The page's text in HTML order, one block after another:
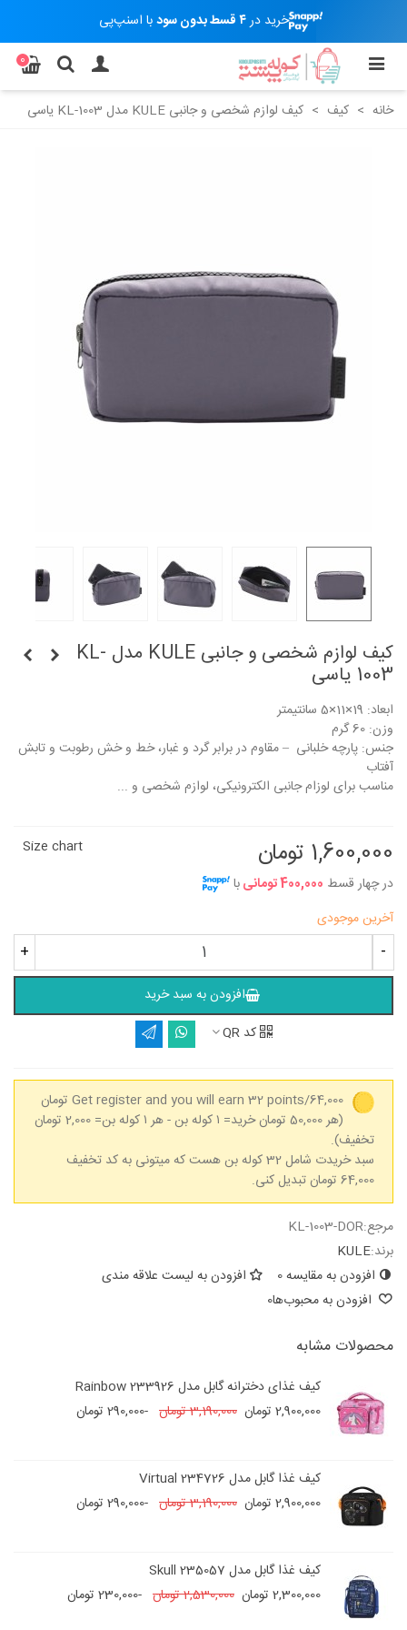
خرید در۴ قسط بدون سود با اسنپ‌پی
0
خانه > کیف > کیف لوازم شخصی و جانبی KULE مدل KL-1003 یاسی
کیف لوازم شخصی و جانبی KULE مدل KL-
1003 یاسی
ابعاد: 19×11×5 سانتیمتر
وزن: 60 گرم
جنس: پارچه خلبانی – مقاوم در برابر گرد و غبار، خط و خش رطوبت و تابش
آفتاب
مناسب برای لوزام جانبی الکترونیکی، لوازم شخصی و ...
1,600,000 تومان
در چهار قسط 400,000 تومانی با
Size chart
آخرین موجودی
-
+
افزودن به سبد خرید
کد QR
Get register and you will earn 32 points/64,000 تومان
(هر 50,000 تومان خرید= ۱ کوله بن - هر ۱ کوله بن= 2,000 تومان
تخفیف).
سبد خریدت شامل 32 کوله بن هست که میتونی به کد تخفیف
64,000 تومان تبدیل کنی.
مرجع:KL-1003-DOR
برند:KULE
افزودن به مقایسه0
افزودن به لیست علاقه مندی
افزودن به محبوب‌ها0
محصولات مشابه
کیف غذای دخترانه گابل مدل 233926 Rainbow
2,900,000 تومان
3,190,000 تومان -290,000 تومان
کیف غذا گابل مدل 234726 Virtual
2,900,000 تومان
3,190,000 تومان -290,000 تومان
کیف غذا گابل مدل 235057 Skull
2,300,000 تومان
2,530,000 تومان -230,000 تومان